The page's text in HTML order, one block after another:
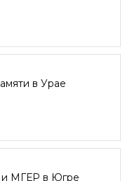
в Урае
и МГЕР в Югре